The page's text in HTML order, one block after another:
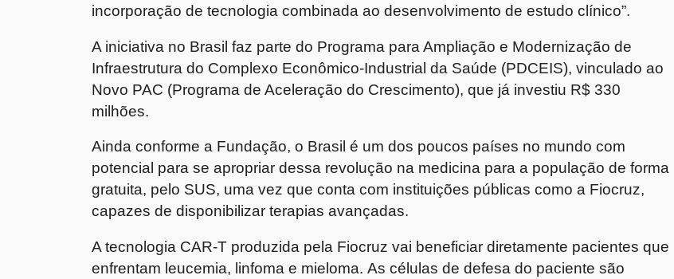
incorporação de tecnologia combinada ao desenvolvimento de estudo clínico”.
A iniciativa no Brasil faz parte do Programa para Ampliação e Modernização de
Infraestrutura do Complexo Econômico-Industrial da Saúde (PDCEIS), vinculado ao
Novo PAC (Programa de Aceleração do Crescimento), que já investiu R$ 330
milhões.
Ainda conforme a Fundação, o Brasil é um dos poucos países no mundo com
potencial para se apropriar dessa revolução na medicina para a população de forma
gratuita, pelo SUS, uma vez que conta com instituições públicas como a Fiocruz,
capazes de disponibilizar terapias avançadas.
A tecnologia CAR-T produzida pela Fiocruz vai beneficiar diretamente pacientes que
enfrentam leucemia, linfoma e mieloma. As células de defesa do paciente são